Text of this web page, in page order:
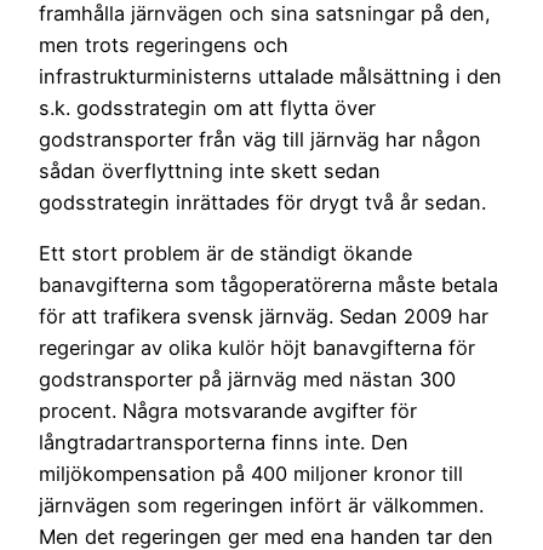
framhålla järnvägen och sina satsningar på den,
men trots regeringens och
infrastrukturministerns uttalade målsättning i den
s.k. godsstrategin om att flytta över
godstransporter från väg till järnväg har någon
sådan överflyttning inte skett sedan
godsstrategin inrättades för drygt två år sedan.
Ett stort problem är de ständigt ökande
banavgifterna som tågoperatörerna måste betala
för att trafikera svensk järnväg. Sedan 2009 har
regeringar av olika kulör höjt banavgifterna för
godstransporter på järnväg med nästan 300
procent. Några motsvarande avgifter för
långtradartransporterna finns inte. Den
miljökompensation på 400 miljoner kronor till
järnvägen som regeringen infört är välkommen.
Men det regeringen ger med ena handen tar den